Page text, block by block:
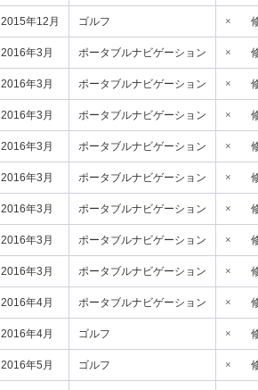
2015年12月 ゴルフ ×
2016年3月 ポータブルナビゲーション ×
2016年3月 ポータブルナビゲーション ×
2016年3月 ポータブルナビゲーション ×
2016年3月 ポータブルナビゲーション ×
2016年3月 ポータブルナビゲーション ×
2016年3月 ポータブルナビゲーション ×
2016年3月 ポータブルナビゲーション ×
2016年3月 ポータブルナビゲーション ×
2016年4月 ポータブルナビゲーション ×
2016年4月 ゴルフ ×
2016年5月 ゴルフ ×